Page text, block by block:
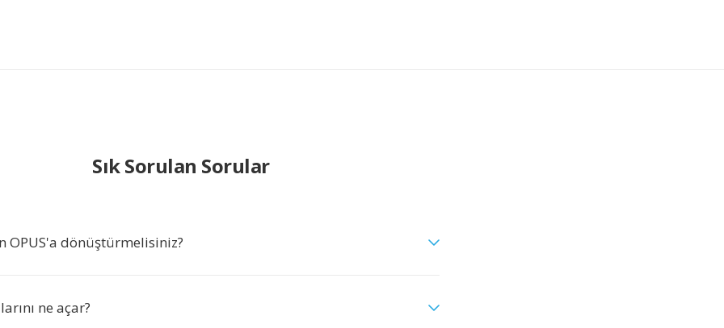
Sık Sorulan Sorular
OPUS'a dönüştürmelisiniz?
ne açar?